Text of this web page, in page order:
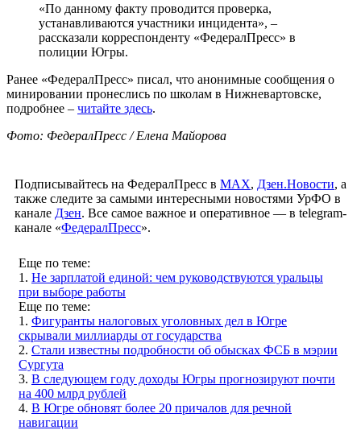
«По данному факту проводится проверка,
устанавливаются участники инцидента», –
рассказали корреспонденту «ФедералПресс» в
полиции Югры.
Ранее «ФедералПресс» писал, что анонимные сообщения о
минировании пронеслись по школам в Нижневартовске,
подробнее – читайте здесь.
Фото: ФедералПресс / Елена Майорова
Подписывайтесь на ФедералПресс в МАХ, Дзен.Новости, а
также следите за самыми интересными новостями УрФО в
канале Дзен. Все самое важное и оперативное — в telegram-
канале «ФедералПресс».
Еще по теме:
1. Не зарплатой единой: чем руководствуются уральцы
при выборе работы
Еще по теме:
1. Фигуранты налоговых уголовных дел в Югре
скрывали миллиарды от государства
2. Стали известны подробности об обысках ФСБ в мэрии
Сургута
3. В следующем году доходы Югры прогнозируют почти
на 400 млрд рублей
4. В Югре обновят более 20 причалов для речной
навигации